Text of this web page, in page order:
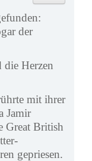
der
Herzen
mit ihrer
Jamir
Great British
gepriesen.